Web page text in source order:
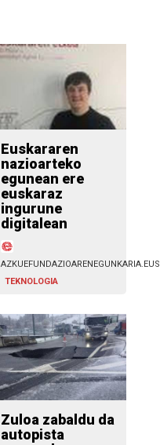
Euskararen
nazioarteko
egunean ere
euskaraz
ingurune
digitalean
AZKUEFUNDAZIOARENEGUNKARIA.EUS
TEKNOLOGIA
Zuloa zabaldu da
autopista